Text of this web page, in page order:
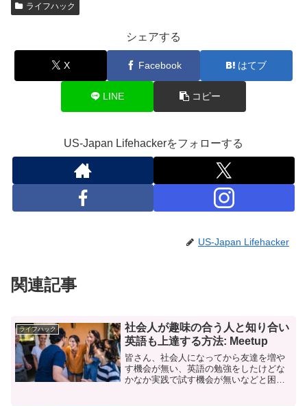
ライフハック
シェアする
X Facebook はてブ
LINE コピー
US-Japan Lifehackerをフォローする
US-Japan Lifehacker
関連記事
ライフハック
社会人が趣味の合う人と知り合い
英語も上達する方法: Meetup
皆さん、社会人になってから友達を増や
す機会が無い、英語の勉強をしたけどな
かなか実践で試す機会が無いなどと困っ